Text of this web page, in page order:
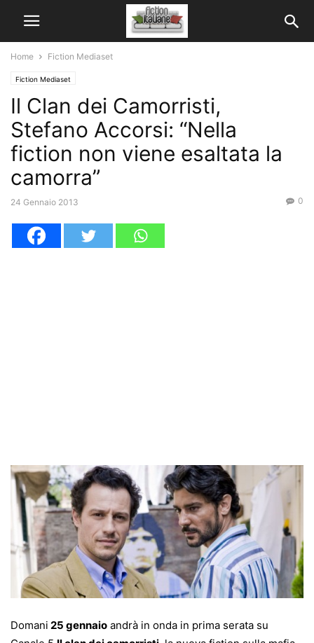
Home Fiction Mediaset
Fiction Mediaset
Il Clan dei Camorristi,
Stefano Accorsi: “Nella
fiction non viene esaltata la
camorra”
24 Gennaio 2013 0
Domani 25 gennaio andrà in onda in prima serata su